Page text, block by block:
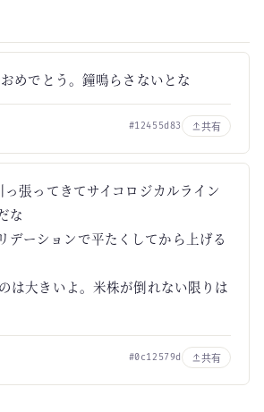
めでとう。鐘鳴らさないとな
#12455d83 共有
張ってきてサイコロジカルライン
な
デーションで平たくしてから上げる
は大きいよ。米株が倒れない限りは
#0c12579d 共有